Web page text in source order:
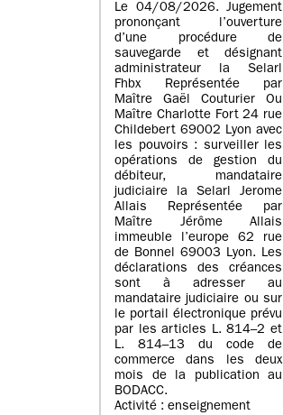
Le 04/08/2026. Jugement
prononçant l’ouverture
d’une procédure de
sauvegarde et désignant
administrateur la Selarl
Fhbx Représentée par
Maître Gaël Couturier Ou
Maître Charlotte Fort 24 rue
Childebert 69002 Lyon avec
les pouvoirs : surveiller les
opérations de gestion du
débiteur, mandataire
judiciaire la Selarl Jerome
Allais Représentée par
Maître Jérôme Allais
immeuble l’europe 62 rue
de Bonnel 69003 Lyon. Les
déclarations des créances
sont à adresser au
mandataire judiciaire ou sur
le portail électronique prévu
par les articles L. 814–2 et
L. 814–13 du code de
commerce dans les deux
mois de la publication au
BODACC.
Activité : enseignement